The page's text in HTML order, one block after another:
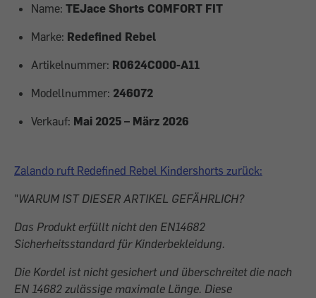
Name: TEJace Shorts COMFORT FIT
Marke: Redefined Rebel
Artikelnummer: R0624C000-A11
Modellnummer: 246072
Verkauf: Mai 2025 – März 2026
Zalando ruft Redefined Rebel Kindershorts zurück:
"WARUM IST DIESER ARTIKEL GEFÄHRLICH?
Das Produkt erfüllt nicht den EN14682
Sicherheitsstandard für Kinderbekleidung.
Die Kordel ist nicht gesichert und überschreitet die nach
EN 14682 zulässige maximale Länge. Diese